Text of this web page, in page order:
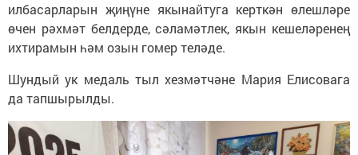
илбасарларын җиңүне якынайтуга керткән өлешләре
өчен рәхмәт белдерде, сәламәтлек, якын кешеләренең
ихтирамын һәм озын гомер теләде.
Шундый ук медаль тыл хезмәтчәне Мария Елисовага
да тапшырылды.